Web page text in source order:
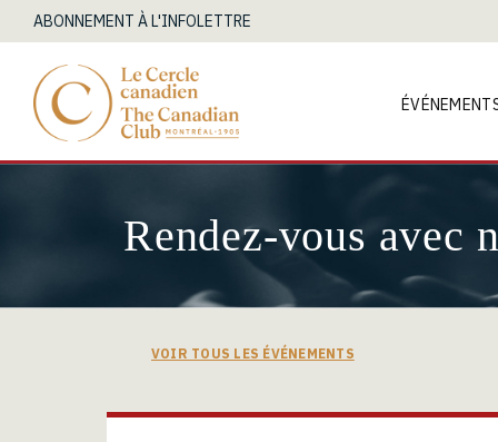
ABONNEMENT À L'INFOLETTRE
Rendez-vous avec
VOIR TOUS LES ÉVÉNEMENTS